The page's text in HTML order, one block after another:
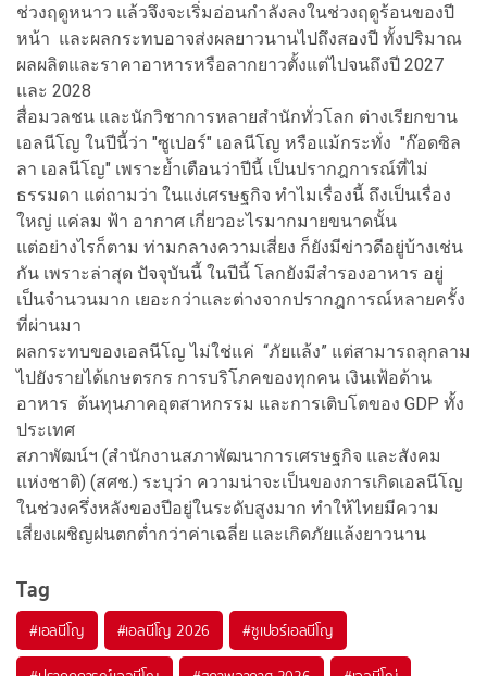
ช่วงฤดูหนาว แล้วจึงจะเริ่มอ่อนกำลังลงในช่วงฤดูร้อนของปี
หน้า และผลกระทบอาจส่งผลยาวนานไปถึงสองปี ทั้งปริมาณ
ผลผลิตและราคาอาหารหรือลากยาวตั้งแต่ไปจนถึงปี 2027
และ 2028
สื่อมวลชน และนักวิชาการหลายสำนักทั่วโลก ต่างเรียกขาน
เอลนีโญ ในปีนี้ว่า "ซูเปอร์" เอลนีโญ หรือแม้กระทั่ง "ก๊อดซิล
ลา เอลนีโญ" เพราะย้ำเตือนว่าปีนี้ เป็นปรากฎการณ์ที่ไม่
ธรรมดา แต่ถามว่า ในแง่เศรษฐกิจ ทำไมเรื่องนี้ ถึงเป็นเรื่อง
ใหญ่ แค่ลม ฟ้า อากาศ เกี่ยวอะไรมากมายขนาดนั้น
แต่อย่างไรก็ตาม ท่ามกลางความเสี่ยง ก็ยังมีข่าวดีอยู่บ้างเช่น
กัน เพราะล่าสุด ปัจจุบันนี้ ในปีนี้ โลกยังมีสำรองอาหาร อยู่
เป็นจำนวนมาก เยอะกว่าและต่างจากปรากฎการณ์หลายครั้ง
ที่ผ่านมา
ผลกระทบของเอลนีโญ ไม่ใช่แค่ “ภัยแล้ง” แต่สามารถลุกลาม
ไปยังรายได้เกษตรกร การบริโภคของทุกคน เงินเฟ้อด้าน
อาหาร ต้นทุนภาคอุตสาหกรรม และการเติบโตของ GDP ทั้ง
ประเทศ
สภาพัฒน์ฯ (สำนักงานสภาพัฒนาการเศรษฐกิจ และสังคม
แห่งชาติ) (สศช.) ระบุว่า ความน่าจะเป็นของการเกิดเอลนีโญ
ในช่วงครึ่งหลังของปีอยู่ในระดับสูงมาก ทำให้ไทยมีความ
เสี่ยงเผชิญฝนตกต่ำกว่าค่าเฉลี่ย และเกิดภัยแล้งยาวนาน
Tag
#เอลนีโญ #เอลนีโญ 2026 #ซูเปอร์เอลนีโญ